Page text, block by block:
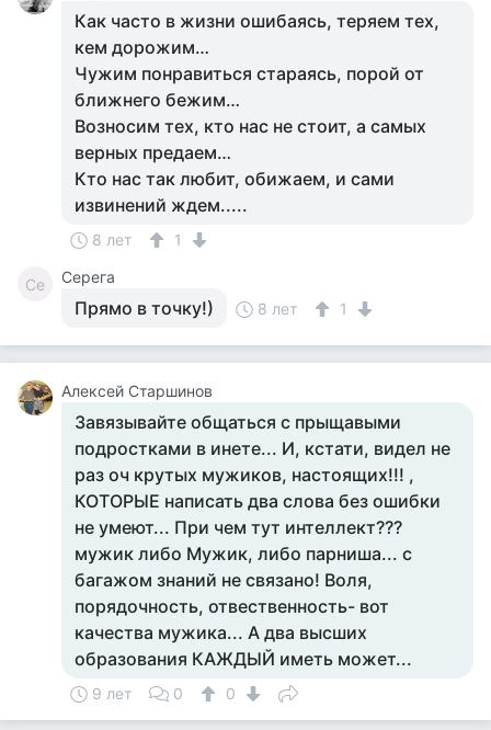
Как часто в жизни ошибаясь, теряем тех,
кем дорожим…
Чужим понравиться стараясь, порой от
ближнего бежим…
Возносим тех, кто нас не стоит, а самых
верных предаем…
Кто нас так любит, обижаем, и сами
извинений ждем.....
8 лет 1
Се Серега
Прямо в точку!) 8 лет 1
Алексей Старшинов
Завязывайте общаться с прыщавыми
подростками в инете... И, кстати, видел не
раз оч крутых мужиков, настоящих!!! ,
КОТОРЫЕ написать два слова без ошибки
не умеют... При чем тут интеллект???
мужик либо Мужик, либо парниша... с
багажом знаний не связано! Воля,
порядочность, отвественность- вот
качества мужика... А два высших
образования КАЖДЫЙ иметь может...
9 лет 0 0